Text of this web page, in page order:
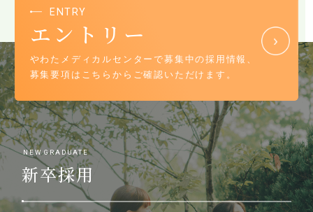
ENTRY
エントリー
やわたメディカルセンターで募集中の採用情報、
募集要項はこちらからご確認いただけます。
NEW GRADUATE
新卒採用